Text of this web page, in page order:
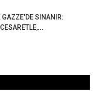
GAZZE’DE SINANIR: